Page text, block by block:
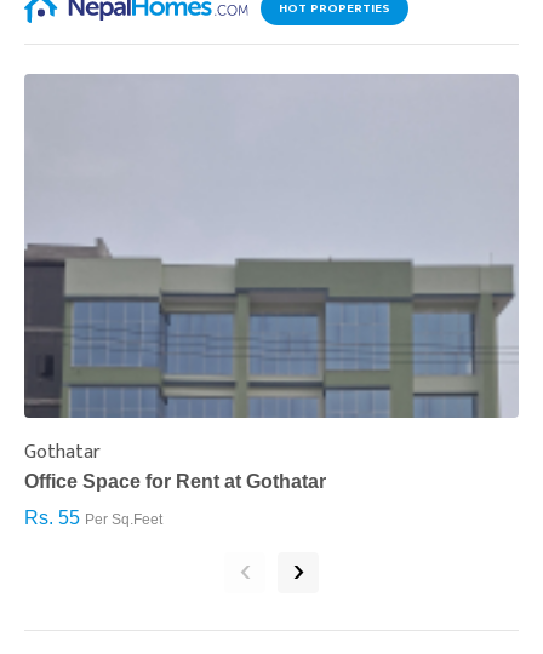
HOT PROPERTIES
Gothatar
Office Space for Rent at Gothatar
Rs. 55 Per Sq.Feet
‹ ›